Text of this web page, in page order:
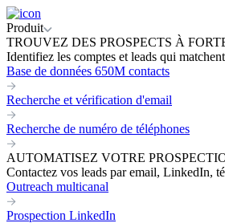
Produit
TROUVEZ DES PROSPECTS À
Identifiez les comptes et leads qui
Base de données 650M contacts
Recherche et vérification d'email
Recherche de numéro de téléphones
AUTOMATISEZ VOTRE
Contactez vos leads par email, LinkedIn,
Outreach multicanal
Prospection LinkedIn